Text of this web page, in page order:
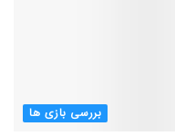
بررسی بازی ها